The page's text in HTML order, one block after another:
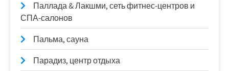
Паллада & Лакшми, сеть фитнес-центров и
СПА-салонов
Пальма, сауна
Парадиз, центр отдыха